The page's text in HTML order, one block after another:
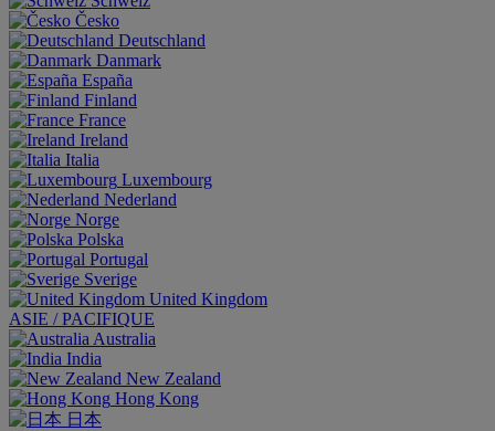
Česko
Deutschland
Danmark
España
Finland
France
Ireland
Italia
Luxembourg
Nederland
Norge
Polska
Portugal
Sverige
United Kingdom
ASIE / PACIFIQUE
Australia
India
New Zealand
Hong Kong
日本